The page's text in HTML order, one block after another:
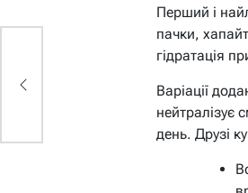
Перший і
пачки,
гідратація
Варіації
нейтралізує
день. Друзі